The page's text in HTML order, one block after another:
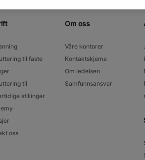
til faste
til
stillinger
oss
Om oss
Våre kontorer
Kontaktskjema
Om ledelsen
Samfunnsansvar